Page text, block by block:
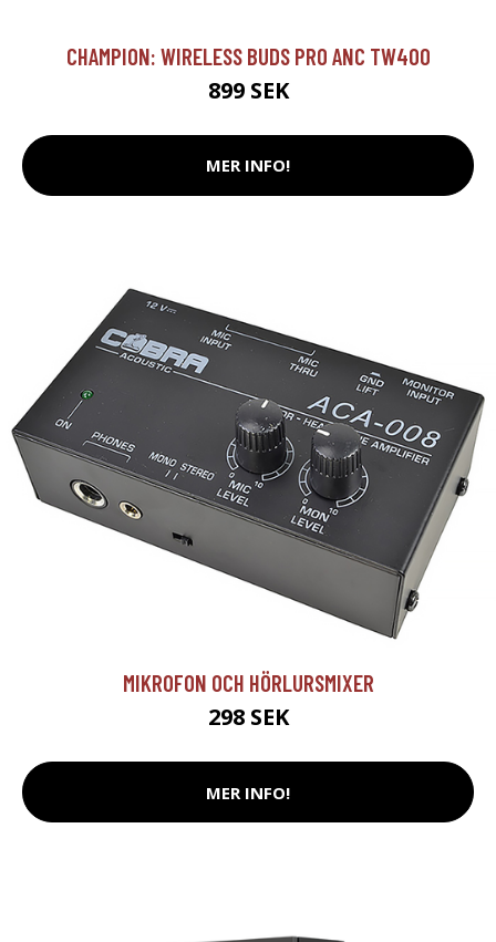
CHAMPION: WIRELESS BUDS PRO ANC TW400
899 SEK
MER INFO!
MIKROFON OCH HÖRLURSMIXER
298 SEK
MER INFO!